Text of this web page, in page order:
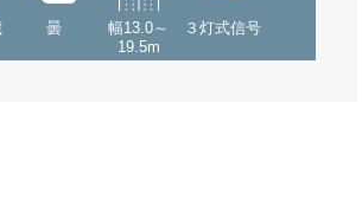
曇
幅13.0～
19.5m
３灯式信号